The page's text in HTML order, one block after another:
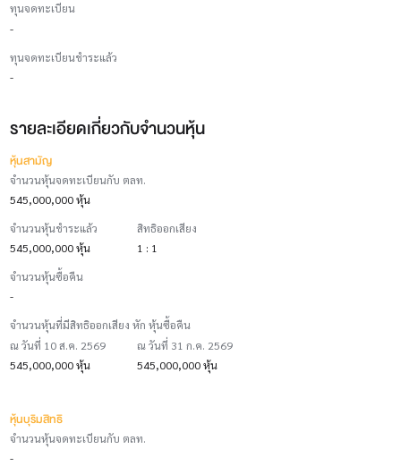
ทุนจดทะเบียน
-
ทุนจดทะเบียนชำระแล้ว
-
รายละเอียดเกี่ยวกับจำนวนหุ้น
หุ้นสามัญ
จำนวนหุ้นจดทะเบียนกับ ตลท.
545,000,000 หุ้น
จำนวนหุ้นชำระแล้ว
545,000,000 หุ้น
สิทธิออกเสียง
1 : 1
จำนวนหุ้นซื้อคืน
-
จำนวนหุ้นที่มีสิทธิออกเสียง หัก หุ้นซื้อคืน
ณ วันที่ 10 ส.ค. 2569
545,000,000 หุ้น
ณ วันที่ 31 ก.ค. 2569
545,000,000 หุ้น
หุ้นบุริมสิทธิ
จำนวนหุ้นจดทะเบียนกับ ตลท.
-